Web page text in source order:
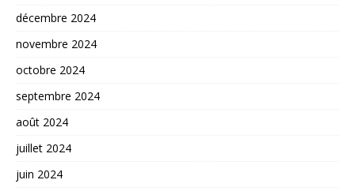
décembre 2024
novembre 2024
octobre 2024
septembre 2024
août 2024
juillet 2024
juin 2024